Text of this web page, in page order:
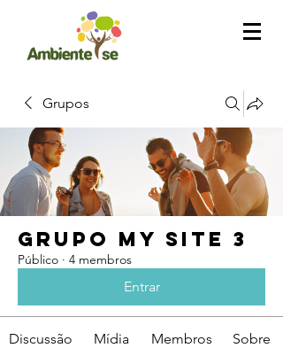
Grupos
Grupo My Site 3
Público · 4 membros
Entrar
Discussão Mídia Membros Sobre